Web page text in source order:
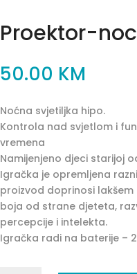
Proektor-
50.00 KM
Noćna svjetiljka hipo.
Kontrola nad svjetlom i
vremena
Namijenjeno djeci starijoj
Igračka je opremljena
proizvod doprinosi
boja od strane djeteta,
percepcije i intelekta.
Igračka radi na baterije –